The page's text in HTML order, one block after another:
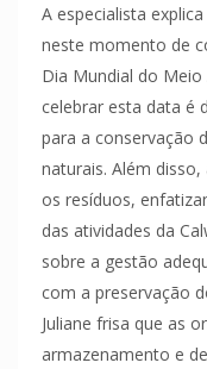
A especialista
neste momento de
Dia Mundial do
celebrar esta data é
para a conservação
naturais. Além
os resíduos,
das atividades da
sobre a gestão
com a preservação
Juliane frisa que as
armazenamento e